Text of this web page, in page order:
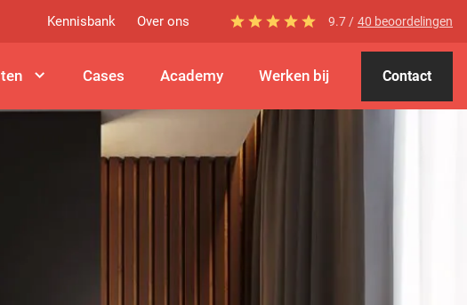
Kennisbank Over ons 9.7 / 40 beoordelingen
Cases Academy Werken bij Contact